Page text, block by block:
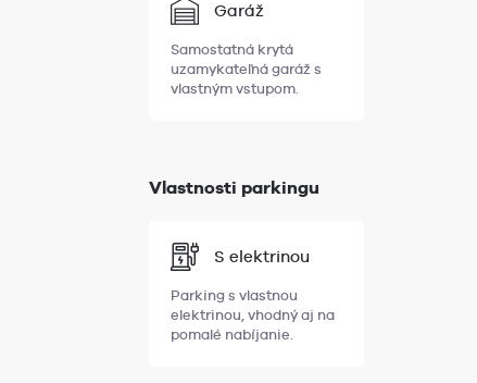
Garáž
Samostatná krytá
uzamykateľná garáž s
vlastným vstupom.
Vlastnosti parkingu
S elektrinou
Parking s vlastnou
elektrinou, vhodný aj na
pomalé nabíjanie.